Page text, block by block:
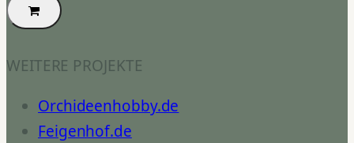
WEITERE PROJEKTE
Orchideenhobby.de
Feigenhof.de